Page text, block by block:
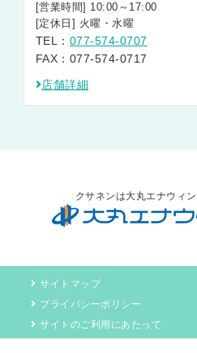
[営業時間] 10:00～17:00
[定休日] 火曜・水曜
TEL： 077-574-0707
FAX：077-574-0717
店舗詳細
クサネンは大丸エナウィ
サイトマップ
プライバシーポリシー
サイトのご利用にあたって